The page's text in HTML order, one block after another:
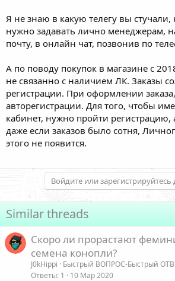
Я не знаю в какую телегу вы
нужно задавать лично менеджерам,
почту, в онлайн чат, позвонив по
А по поводу покупок в магазине с
не связанно с наличием ЛК. Заказы
регистрации. При оформлении
авторегистрации. Для того, чтобы
кабинет, нужно пройти регистрацию,
даже если заказов было сотня,
этого не появится.
Войдите или зарегистрируйтесь
Similar threads
Скоро ли прорастают
семена конопли?
J0kHippi
Быстрый ВОПРОС-Быстрый
Ответы 1 10 Мар 2020